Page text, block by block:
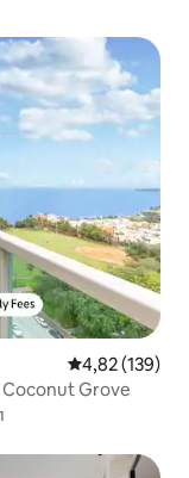
Середня
4,82 (139)
Coconut Grove